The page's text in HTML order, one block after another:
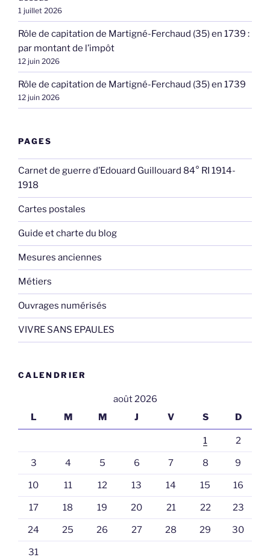
1 juillet 2026
Rôle de capitation de Martigné-Ferchaud (35) en 1739 :
par montant de l’impôt
12 juin 2026
Rôle de capitation de Martigné-Ferchaud (35) en 1739
12 juin 2026
PAGES
Carnet de guerre d’Edouard Guillouard 84° RI 1914-
1918
Cartes postales
Guide et charte du blog
Mesures anciennes
Métiers
Ouvrages numérisés
VIVRE SANS EPAULES
CALENDRIER
août 2026
L
M M J V S D
1 2
3 4 5 6 7 8 9
10 11 12 13 14 15 16
17 18 19 20 21 22 23
24 25 26 27 28 29 30
31